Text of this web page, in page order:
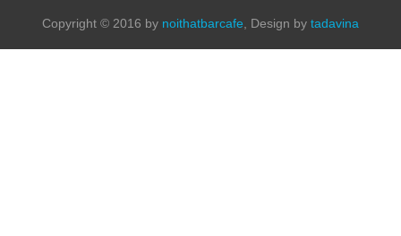
Copyright © 2016 by noithatbarcafe , Design by tadavina